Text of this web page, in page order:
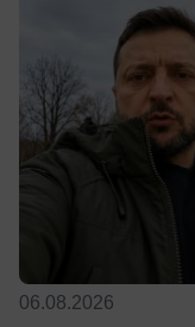
06.08.2026